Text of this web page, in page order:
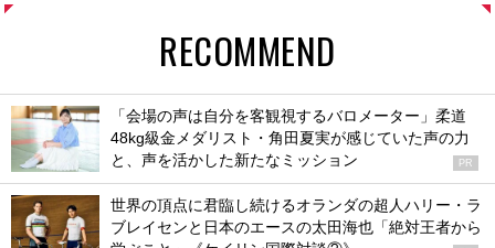
RECOMMEND
「会場の声は自分を客観視するバロメーター」柔道
48kg級金メダリスト・角田夏実が感じていた声の力
と、声を活かした新たなミッション
PR
世界の頂点に君臨し続けるオランダの超人ハリー・ラ
ブレイセンと日本のエースの太田海也「絶対王者から